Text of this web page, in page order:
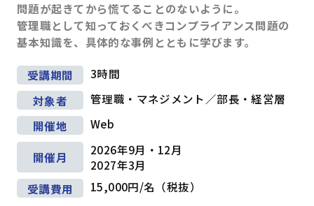
問題が起きてから慌てることのないように。
管理職として知っておくべきコンプライアンス問題の
基本知識を、具体的な事例とともに学びます。
受講期間
3時間
対象者
管理職・マネジメント／部長・経営層
開催地
Web
開催月
2026年9月・12月
2027年3月
受講費用
15,000円/名（税抜）